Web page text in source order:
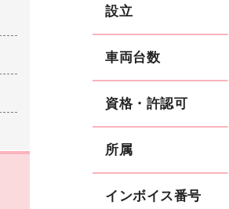
設立
車両台数
資格・許認可
所属
インボイス番号